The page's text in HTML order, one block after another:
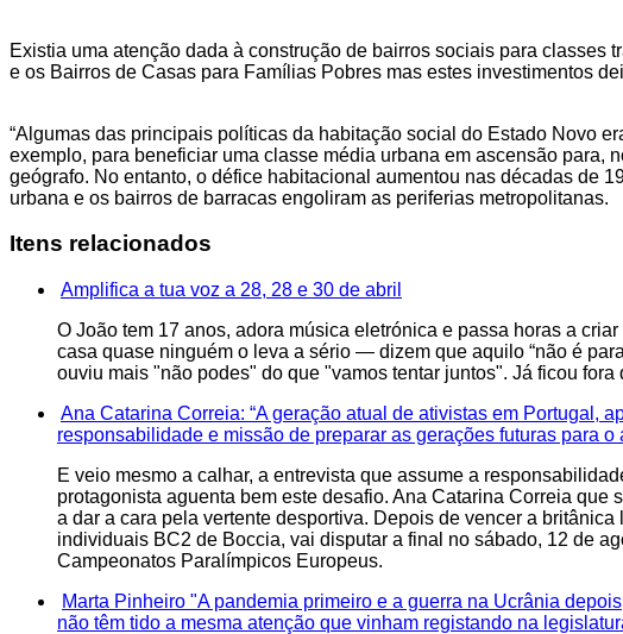
Existia uma atenção dada à construção de bairros sociais para
e os Bairros de Casas para Famílias Pobres mas estes investimentos
“Algumas das principais políticas da habitação social do Estado Novo
exemplo, para beneficiar uma classe média urbana em ascensão para,
geógrafo. No entanto, o défice habitacional aumentou nas décadas de
urbana e os bairros de barracas engoliram as periferias metropolitanas.
Itens relacionados
Amplifica a tua voz a 28, 28 e 30 de abril
O João tem 17 anos, adora música eletrónica e passa horas a
casa quase ninguém o leva a sério — dizem que aquilo “não é
ouviu mais "não podes" do que "vamos tentar juntos". Já ficou
Ana Catarina Correia: “A geração atual de ativistas em Portugal,
responsabilidade e missão de preparar as gerações futuras para o
E veio mesmo a calhar, a entrevista que assume a
protagonista aguenta bem este desafio. Ana Catarina Correia
a dar a cara pela vertente desportiva. Depois de vencer a
individuais BC2 de Boccia, vai disputar a final no sábado, 12 de
Campeonatos Paralímpicos Europeus.
Marta Pinheiro "A pandemia primeiro e a guerra na Ucrânia
não têm tido a mesma atenção que vinham registando na